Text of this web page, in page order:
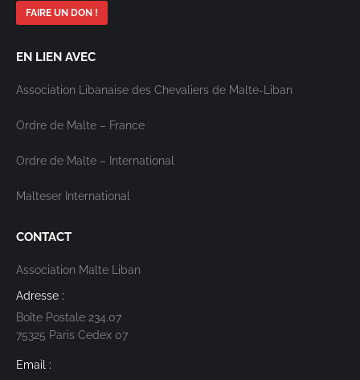
FAIRE UN DON !
EN LIEN AVEC
Association Libanaise des Chevaliers de Malte-Liban
Ordre de Malte – France
Ordre de Malte – International
Malteser International
CONTACT
Association Malte Liban
Adresse :
Boîte Postale 234.07
75325 Paris Cedex 07
Email :